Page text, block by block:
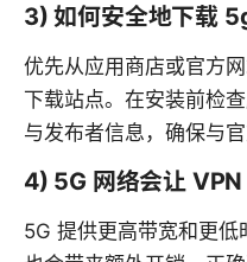
3) 如何安全地下载
优先从应用商店或官方
下载站点。在安装前检
与发布者信息，确保与官
4) 5G 网络会让 VPN
5G 提供更高带宽和更